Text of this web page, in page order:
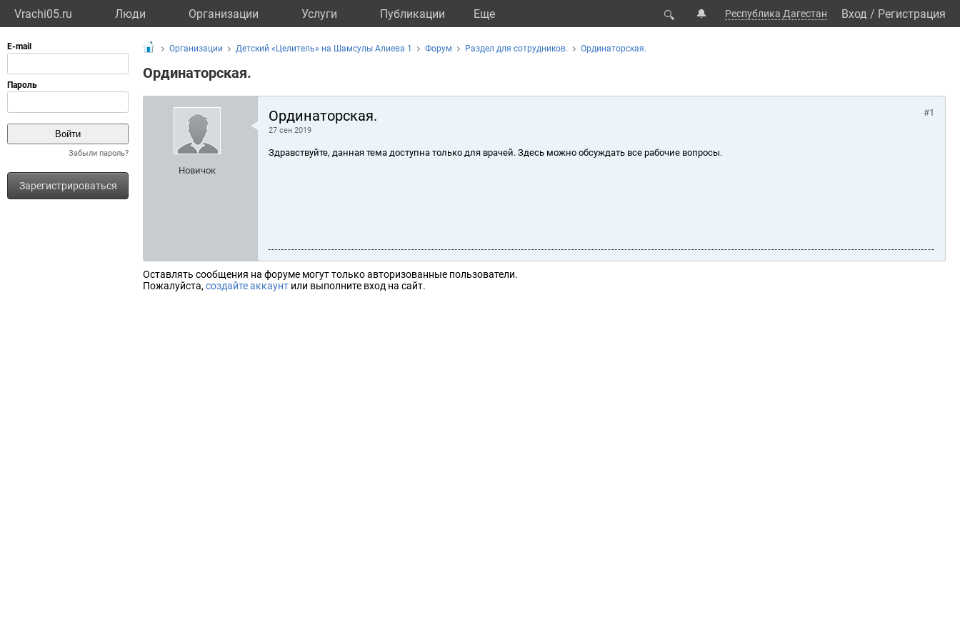
Vrachi05.ru Люди Организации Услуги Публикации Eще 🔍 🔔 Республика Дагестан Вход / Регистрация
Забыли пароль?
Зарегистрироваться
Организации Детский «Целитель» на Шамсулы Алиева 1 Форум Раздел для сотрудников. Ординаторская.
Ординаторская.
Новичок
Ординаторская.
27 сен 2019
#1
Здравствуйте, данная тема доступна только для врачей. Здесь можно обсуждать все рабочие вопросы.
Оставлять сообщения на форуме могут только авторизованные пользователи.
Пожалуйста, создайте аккаунт или выполните вход на сайт.